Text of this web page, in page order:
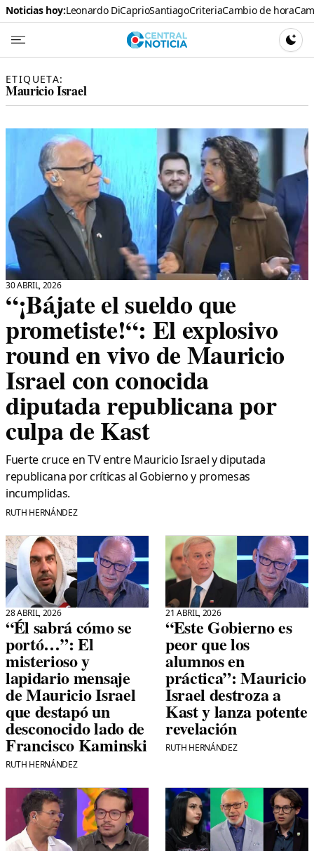
Noticias hoy:Leonardo DiCaprioSantiagoCriteriaCambio de hora
Central
ETIQUETA:
Mauricio Israel
30 ABRIL, 2026
“¡Bájate el sueldo que
prometiste!“: El explosivo
round en vivo de Mauricio
Israel con conocida
diputada republicana por
culpa de Kast
Fuerte cruce en TV entre Mauricio Israel y diputada
republicana por críticas al Gobierno y promesas
incumplidas.
RUTH HERNÁNDEZ
28 ABRIL, 2026
“Él sabrá cómo se
portó…”: El
misterioso y
lapidario mensaje
de Mauricio Israel
que destapó un
desconocido lado de
Francisco Kaminski
RUTH HERNÁNDEZ
21 ABRIL, 2026
“Este Gobierno es
peor que los
alumnos en
práctica”: Mauricio
Israel destroza a
Kast y lanza potente
revelación
RUTH HERNÁNDEZ